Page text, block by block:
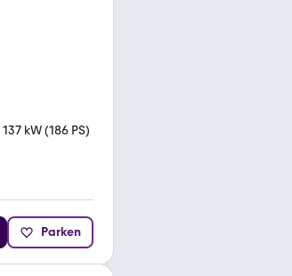
137 kW (186 PS)
Parken